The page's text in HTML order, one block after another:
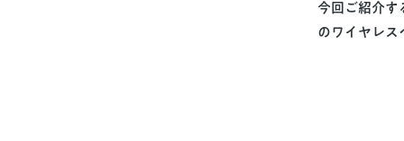
今回ご紹介
のワイヤレス